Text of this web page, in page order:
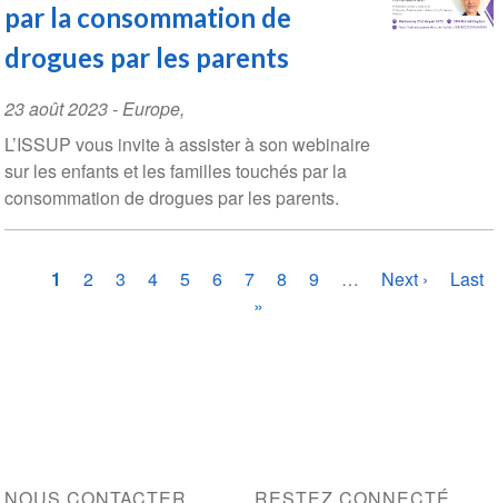
par la consommation de
drogues par les parents
Event
Date
23 août 2023-Europe,
L’ISSUP vous invite à assister à son webinaire
sur les enfants et les familles touchés par la
consommation de drogues par les parents.
Pagination
Page
1 Page
2 Page
3 Page
4 Page
5 Page
6 Page
7 Page
8 Page
9 …
Page
Next ›
Last
»